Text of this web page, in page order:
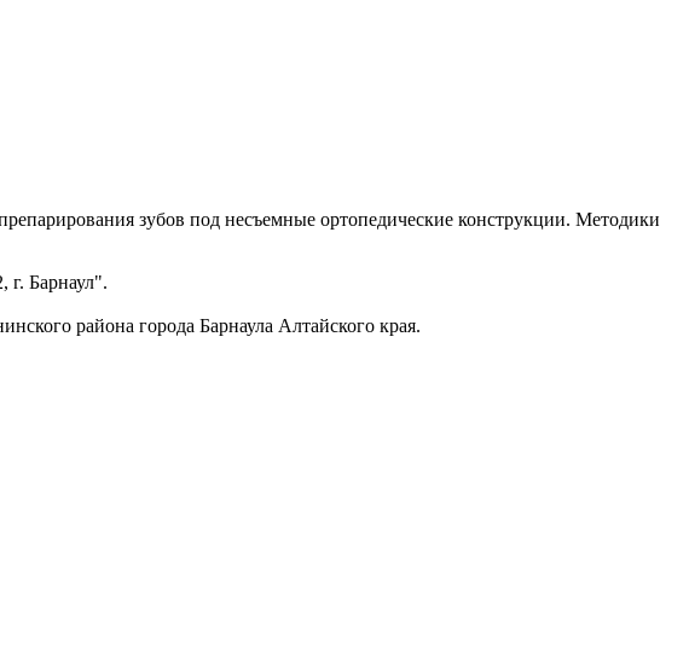
зубов под несъемные ортопедические конструкции. Методики
г. Барнаул".
района города Барнаула Алтайского края.